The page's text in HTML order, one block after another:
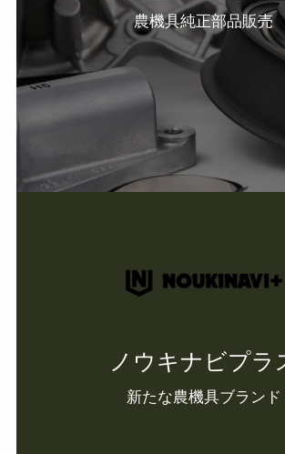
農機具純正部品販売
ノウキナビプラ
新たな農機具ブランド